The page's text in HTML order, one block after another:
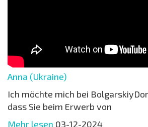
Anna (Ukraine)
Ich möchte mich bei
dass Sie beim Erwerb von
Mehr lesen 03-12-2024